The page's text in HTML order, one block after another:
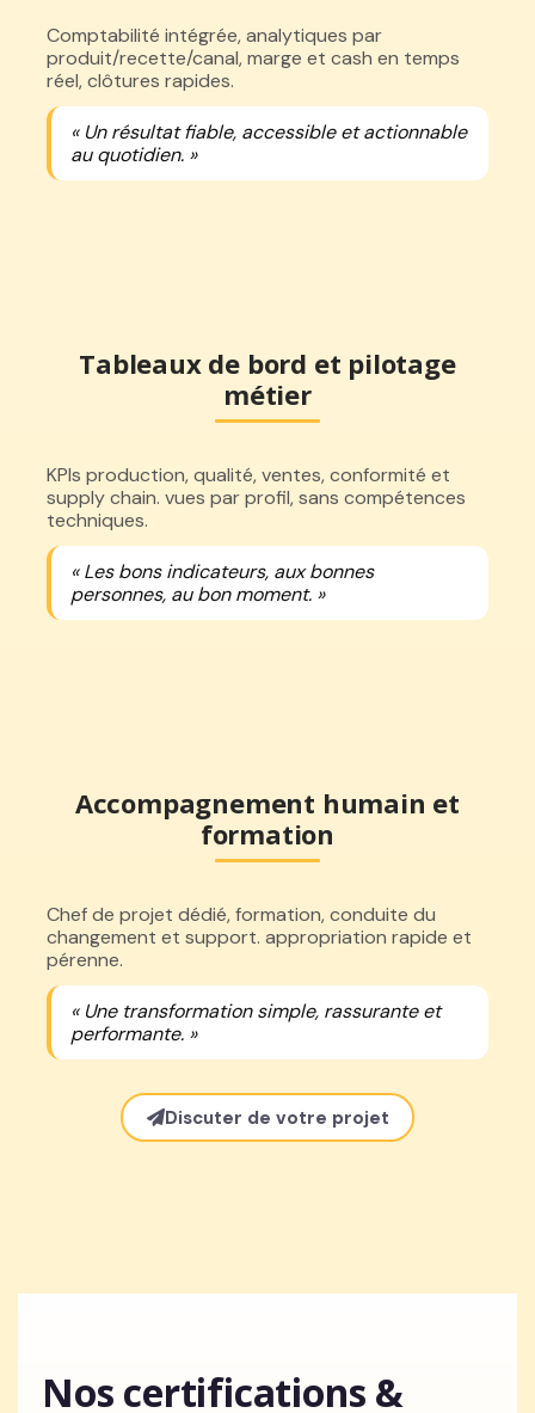
Comptabilité intégrée, analytiques par
produit/recette/canal, marge et cash en temps
réel, clôtures rapides.
« Un résultat fiable, accessible et actionnable
au quotidien. »
Tableaux de bord et pilotage
métier
KPIs production, qualité, ventes, conformité et
supply chain. vues par profil, sans compétences
techniques.
« Les bons indicateurs, aux bonnes
personnes, au bon moment. »
Accompagnement humain et
formation
Chef de projet dédié, formation, conduite du
changement et support. appropriation rapide et
pérenne.
« Une transformation simple, rassurante et
performante. »
Discuter de votre projet
Nos certifications &